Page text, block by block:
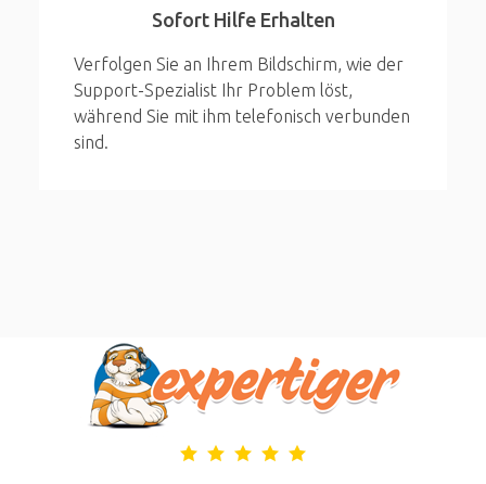
Sofort Hilfe Erhalten
Verfolgen Sie an Ihrem Bildschirm, wie der
Support-Spezialist Ihr Problem löst,
während Sie mit ihm telefonisch verbunden
sind.